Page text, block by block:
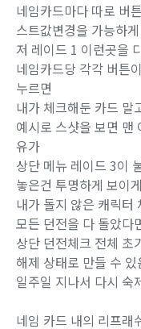
네임카드마다 따로 버
스트값변경을 가능하
저 레이드 1 이런곳을
네임카드당 각각 버튼
누르면
내가 체크해둔 카드 말
예시로 스샷을 보면 맨
유가
상단 메뉴 레이드 3이
놓은건 투명하게 보이
내가 돌지 않은 캐릭터
모든 던전을 다 돌았다
상단 던전체크 전체 초
해제 상태로 만들 수 있
일주일 지나서 다시 숙
네임 카드 내의 리프래